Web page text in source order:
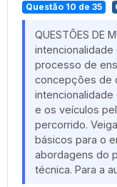
Questão 10 de 35
QUESTÕES DE
processo de
concepções de
e os veículos
percorrido.
básicos para o
abordagens do
técnica. Para a